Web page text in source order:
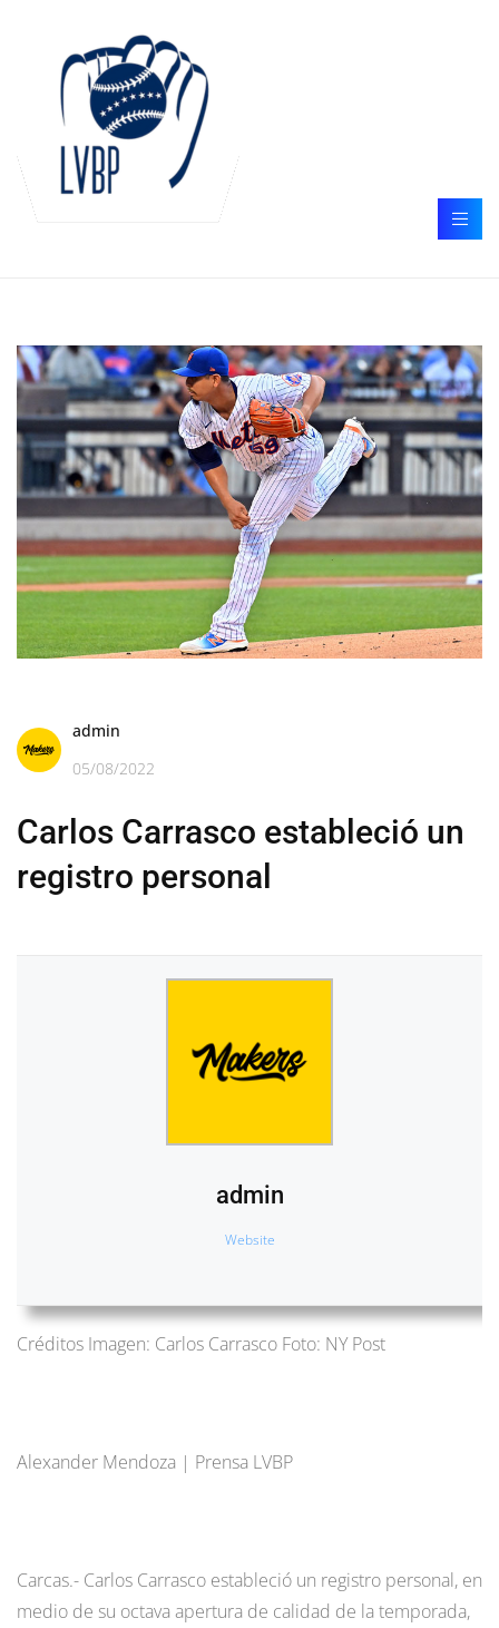
admin
05/08/2022
Carlos Carrasco estableció un
registro personal
admin
Website
Créditos Imagen: Carlos Carrasco Foto: NY Post
Alexander Mendoza | Prensa LVBP
Carcas.- Carlos Carrasco estableció un registro personal, en
medio de su octava apertura de calidad de la temporada,